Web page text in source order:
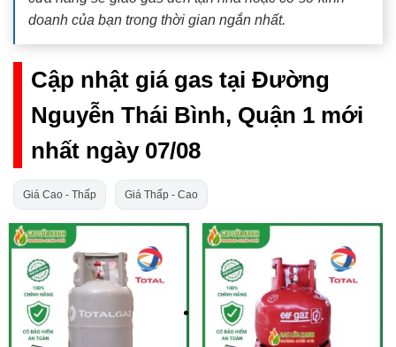
doanh của bạn trong thời gian ngắn nhất.
Cập nhật giá gas tại Đường
Nguyễn Thái Bình, Quận 1 mới
nhất ngày 07/08
Giá Cao - Thấp Giá Thấp - Cao